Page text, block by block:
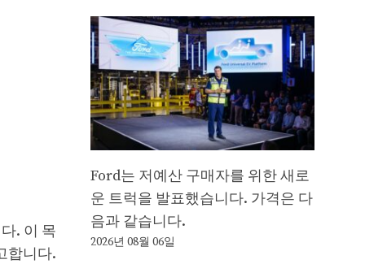
. 이 목
합니다.
Ford는 저예산 구매자를 위한 새로
운 트럭을 발표했습니다. 가격은 다
음과 같습니다.
2026년 08월 06일